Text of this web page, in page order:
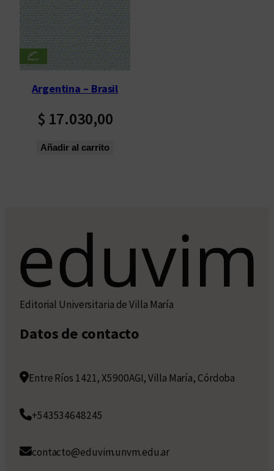
Argentina – Brasil
$ 17.030,00
Añadir al carrito
Editorial Universitaria de Villa María
Datos de contacto
Entre Ríos 1421, X5900AGI, Villa María, Córdoba
+543534648245
contacto@eduvim.unvm.edu.ar